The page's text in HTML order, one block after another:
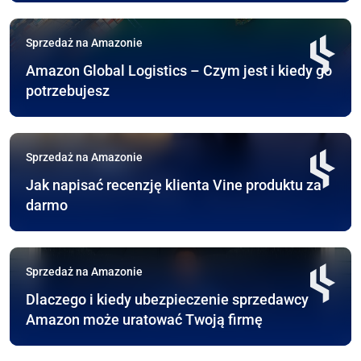
Sprzedaż na Amazonie
Amazon Global Logistics – Czym jest i kiedy go
potrzebujesz
Sprzedaż na Amazonie
Jak napisać recenzję klienta Vine produktu za
darmo
Sprzedaż na Amazonie
Dlaczego i kiedy ubezpieczenie sprzedawcy
Amazon może uratować Twoją firmę